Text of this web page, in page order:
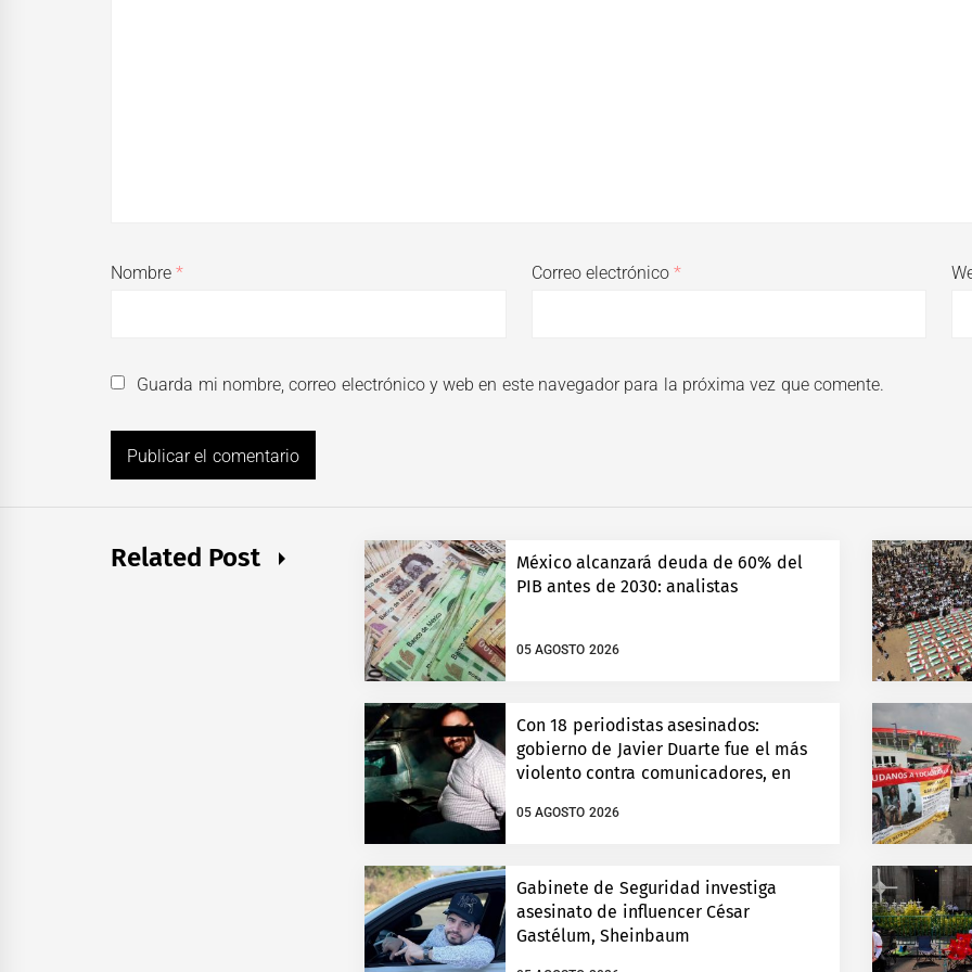
Nombre* Correo electrónico*
Guarda mi nombre, correo electrónico y web en este navegador para la próxima vez que comente.
Related Post
México alcanzará deuda de 60% del
PIB antes de 2030: analistas
05 AGOSTO 2026
Con 18 periodistas asesinados:
gobierno de Javier Duarte fue el más
violento contra comunicadores, en
05 AGOSTO 2026
Gabinete de Seguridad investiga
asesinato de influencer César
Gastélum, Sheinbaum